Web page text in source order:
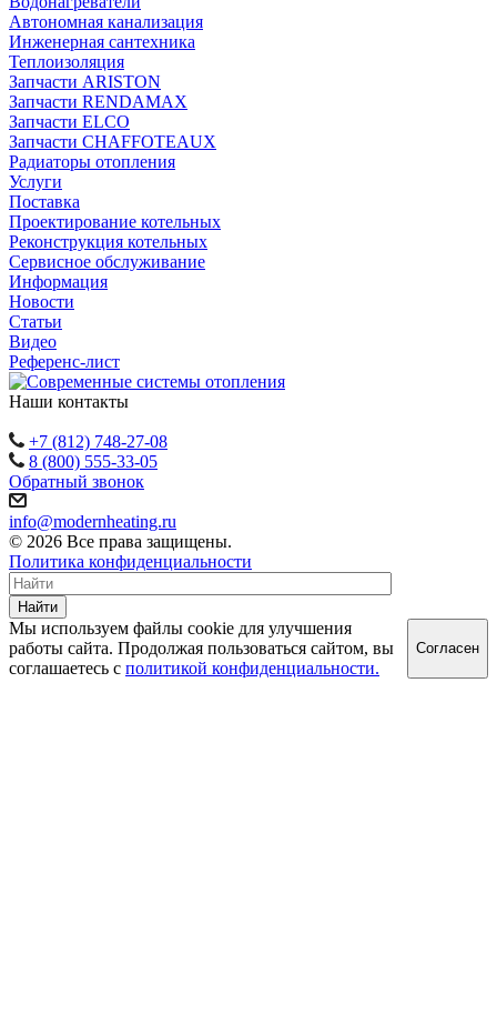
Автономная канализация
Инженерная сантехника
Теплоизоляция
Запчасти ARISTON
Запчасти RENDAMAX
Запчасти ELCO
Запчасти CHAFFOTEAUX
Радиаторы отопления
Услуги
Поставка
Проектирование котельных
Реконструкция котельных
Сервисное обслуживание
Информация
Новости
Статьи
Видео
Референс-лист
Наши контакты
+7 (812) 748-27-08
8 (800) 555-33-05
Обратный звонок
info@modernheating.ru
© 2026 Все права защищены.
Политика конфиденциальности
Найти
Мы используем файлы cookie для улучшения
работы сайта. Продолжая пользоваться сайтом, вы
соглашаетесь с политикой конфиденциальности.
Согласен